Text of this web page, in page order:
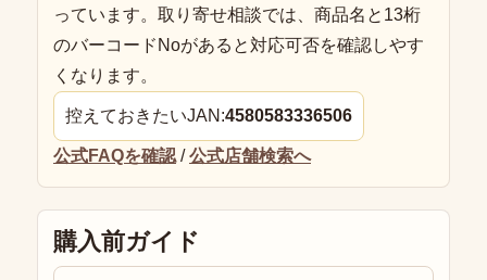
っています。取り寄せ相談では、商品名と13桁
のバーコードNoがあると対応可否を確認しやす
くなります。
控えておきたいJAN:4580583336506
公式FAQを確認 /公式店舗検索へ
購入前ガイド